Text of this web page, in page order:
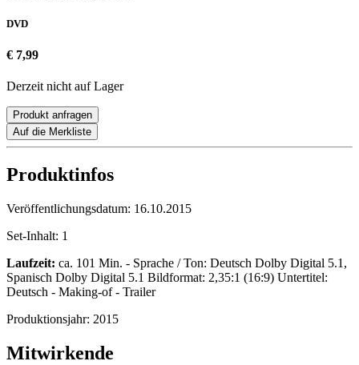
DVD
€ 7,99
Derzeit nicht auf Lager
Produkt anfragen
Auf die Merkliste
Produktinfos
Veröffentlichungsdatum: 16.10.2015
Set-Inhalt: 1
Laufzeit: ca. 101 Min. - Sprache / Ton: Deutsch Dolby Digital 5.1,
Spanisch Dolby Digital 5.1 Bildformat: 2,35:1 (16:9) Untertitel:
Deutsch - Making-of - Trailer
Produktionsjahr: 2015
Mitwirkende